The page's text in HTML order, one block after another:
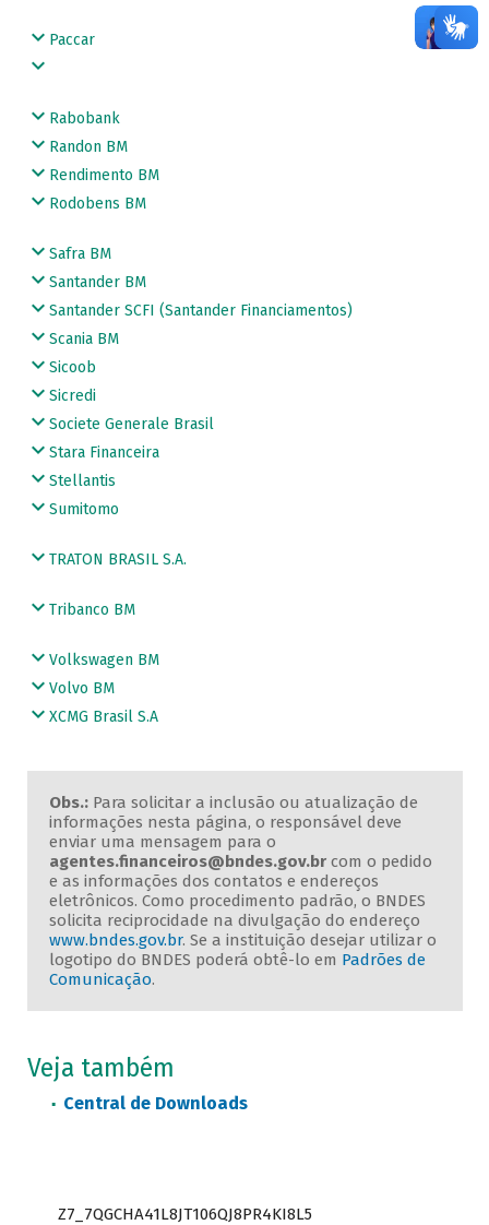
Paccar
Rabobank
Randon BM
Rendimento BM
Rodobens BM
Safra BM
Santander BM
Santander SCFI (Santander Financiamentos)
Scania BM
Sicoob
Sicredi
Societe Generale Brasil
Stara Financeira
Stellantis
Sumitomo
TRATON BRASIL S.A.
Tribanco BM
Volkswagen BM
Volvo BM
XCMG Brasil S.A
Obs.:Para solicitar a inclusão ou atualização de
informações nesta página, o responsável deve
enviar uma mensagem para o
agentes.financeiros@bndes.gov.brcom o pedido
e as informações dos contatos e endereços
eletrônicos. Como procedimento padrão, o BNDES
solicita reciprocidade na divulgação do endereço
www.bndes.gov.br. Se a instituição desejar utilizar o
logotipo do BNDES poderá obtê-lo em Padrões de
Comunicação.
Veja também
Central de Downloads
Z7_7QGCHA41L8JT106QJ8PR4KI8L5